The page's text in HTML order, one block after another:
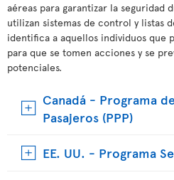
aéreas para garantizar la seguridad
utilizan sistemas de control y listas
identifica a aquellos individuos que
para que se tomen acciones y se
potenciales.
Canadá - Programa
Pasajeros (PPP)
EE. UU. - Programa